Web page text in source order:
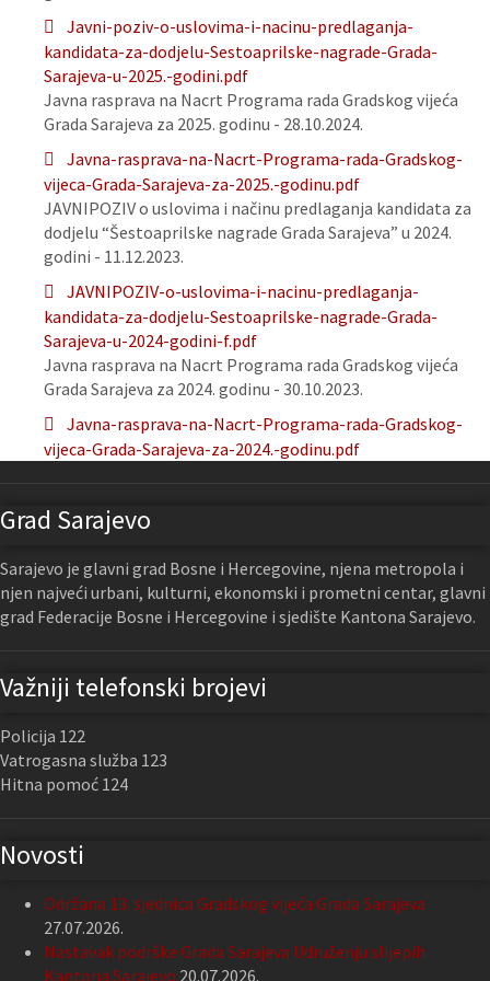
Javni-poziv-o-uslovima-i-nacinu-predlaganja-
kandidata-za-dodjelu-Sestoaprilske-nagrade-Grada-
Sarajeva-u-2025.-godini.pdf
Javna rasprava na Nacrt Programa rada Gradskog vijeća
Grada Sarajeva za 2025. godinu - 28.10.2024.
Javna-rasprava-na-Nacrt-Programa-rada-Gradskog-
vijeca-Grada-Sarajeva-za-2025.-godinu.pdf
JAVNIPOZIV o uslovima i načinu predlaganja kandidata za
dodjelu “Šestoaprilske nagrade Grada Sarajeva” u 2024.
godini - 11.12.2023.
JAVNIPOZIV-o-uslovima-i-nacinu-predlaganja-
kandidata-za-dodjelu-Sestoaprilske-nagrade-Grada-
Sarajeva-u-2024-godini-f.pdf
Javna rasprava na Nacrt Programa rada Gradskog vijeća
Grada Sarajeva za 2024. godinu - 30.10.2023.
Javna-rasprava-na-Nacrt-Programa-rada-Gradskog-
vijeca-Grada-Sarajeva-za-2024.-godinu.pdf
Grad Sarajevo
Sarajevo je glavni grad Bosne i Hercegovine, njena metropola i
njen najveći urbani, kulturni, ekonomski i prometni centar, glavni
grad Federacije Bosne i Hercegovine i sjedište Kantona Sarajevo.
Važniji telefonski brojevi
Policija 122
Vatrogasna služba 123
Hitna pomoć 124
Novosti
Održana 13. sjednica Gradskog vijeća Grada Sarajeva
27.07.2026.
Nastavak podrške Grada Sarajeva Udruženju slijepih
Kantona Sarajevo 20.07.2026.